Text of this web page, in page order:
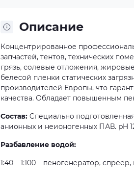
Описание
Концентрированное
запчастей, тентов, технических
грязь, солевые отложения,
белесой пленки статических
производителей Европы, что
качества. Обладает повышенным
Состав: Cпециально
анионных и неионогенных ПАВ. pH
Разбавление водой:
1:40 – 1:100 – пеногенератор,